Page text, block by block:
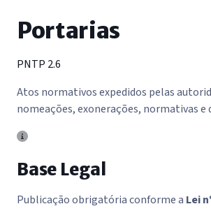
Portarias
PNTP 2.6
Atos normativos expedidos pelas
nomeações, exonerações, normativas e
Base Legal
Publicação obrigatória conforme a Lei